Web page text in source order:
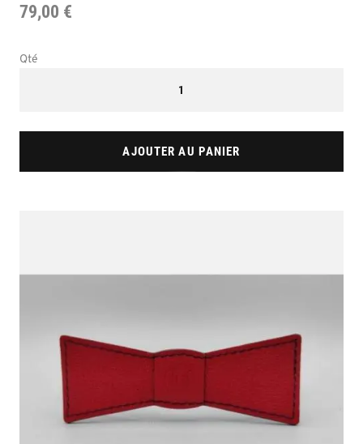
79,00 €
Qté
AJOUTER AU PANIER
end